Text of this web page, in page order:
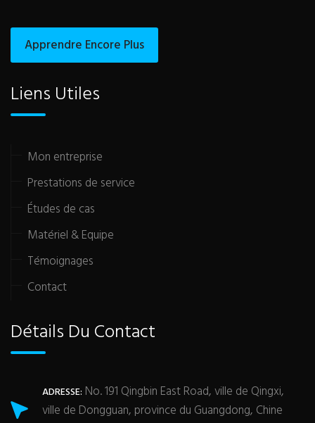
Apprendre Encore Plus
Liens Utiles
Mon entreprise
Prestations de service
Études de cas
Matériel & Equipe
Témoignages
Contact
Détails Du Contact
ADRESSE: No. 191 Qingbin East Road, ville de Qingxi,
ville de Dongguan, province du Guangdong, Chine